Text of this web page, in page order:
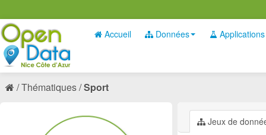
Accueil Données Applications
Thématiques Sport
Jeux de